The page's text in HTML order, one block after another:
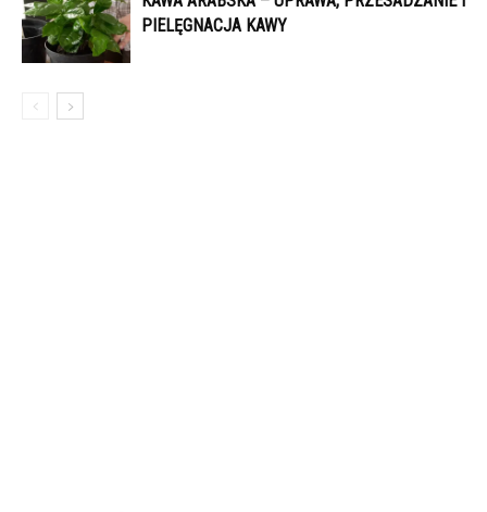
PIELĘGNACJA KAWY